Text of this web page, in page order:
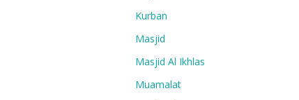
Kurban
Masjid
Masjid Al Ikhlas
Muamalat